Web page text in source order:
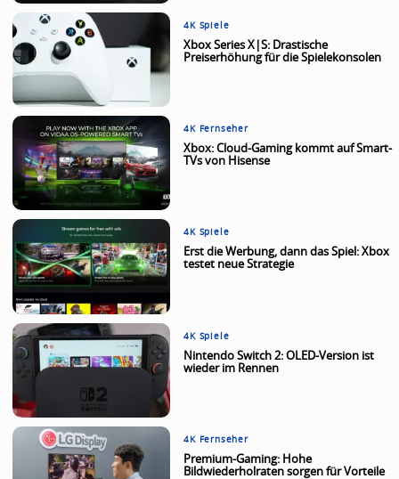
4K Spiele
Xbox Series X|S: Drastische
Preiserhöhung für die Spielekonsolen
4K Fernseher
Xbox: Cloud-Gaming kommt auf Smart-
TVs von Hisense
4K Spiele
Erst die Werbung, dann das Spiel: Xbox
testet neue Strategie
4K Spiele
Nintendo Switch 2: OLED-Version ist
wieder im Rennen
4K Fernseher
Premium-Gaming: Hohe
Bildwiederholraten sorgen für Vorteile